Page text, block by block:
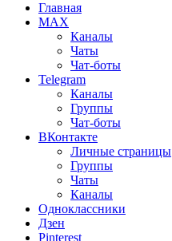
Главная
MAX
Каналы
Чаты
Чат-боты
Telegram
Каналы
Группы
Чат-боты
ВКонтакте
Личные страницы
Группы
Чаты
Каналы
Одноклассники
Дзен
Pinterest